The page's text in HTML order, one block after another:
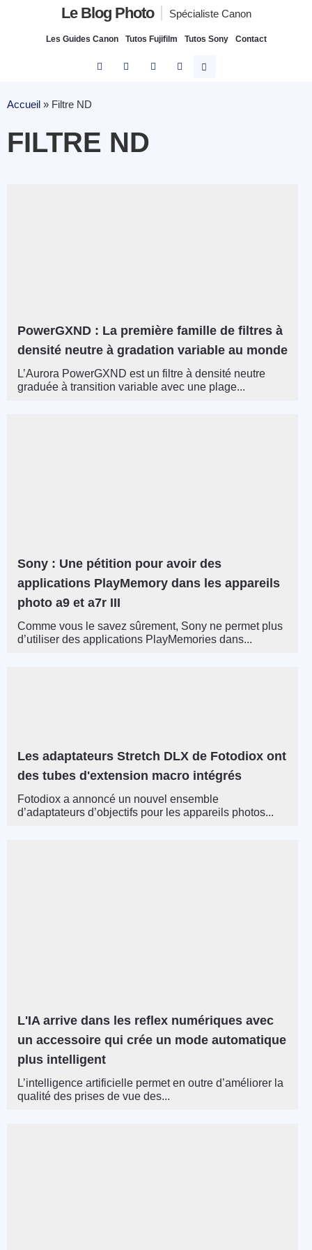
Le Blog Photo Spécialiste Canon
Les Guides Canon Tutos Fujifilm Tutos Sony Contact
Accueil » Filtre ND
FILTRE ND
PowerGXND : La première famille de filtres à
densité neutre à gradation variable au monde
L’Aurora PowerGXND est un filtre à densité neutre
graduée à transition variable avec une plage...
Sony : Une pétition pour avoir des
applications PlayMemory dans les appareils
photo a9 et a7r III
Comme vous le savez sûrement, Sony ne permet plus
d’utiliser des applications PlayMemories dans...
Les adaptateurs Stretch DLX de Fotodiox ont
des tubes d'extension macro intégrés
Fotodiox a annoncé un nouvel ensemble
d’adaptateurs d’objectifs pour les appareils photos...
L'IA arrive dans les reflex numériques avec
un accessoire qui crée un mode automatique
plus intelligent
L’intelligence artificielle permet en outre d’améliorer la
qualité des prises de vue des...